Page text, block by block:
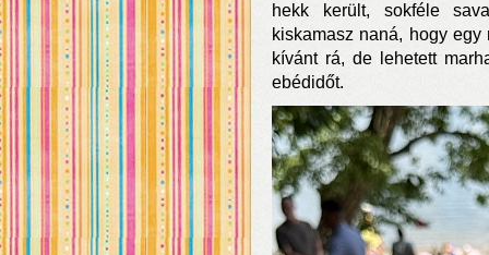
hekk került, sokféle
kiskamasz naná, hogy
kívánt rá, de lehetett
ebédidőt.